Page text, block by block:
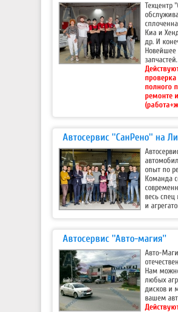
Техцентр
Киа и
др. И
Новейшее
полного
ремонте
Автосервис ''СанРено'' на
опыт по
Команда
весь
и
Автосервис ''Авто-магия''
Авто-
Нам
любых
дисков и
вашем